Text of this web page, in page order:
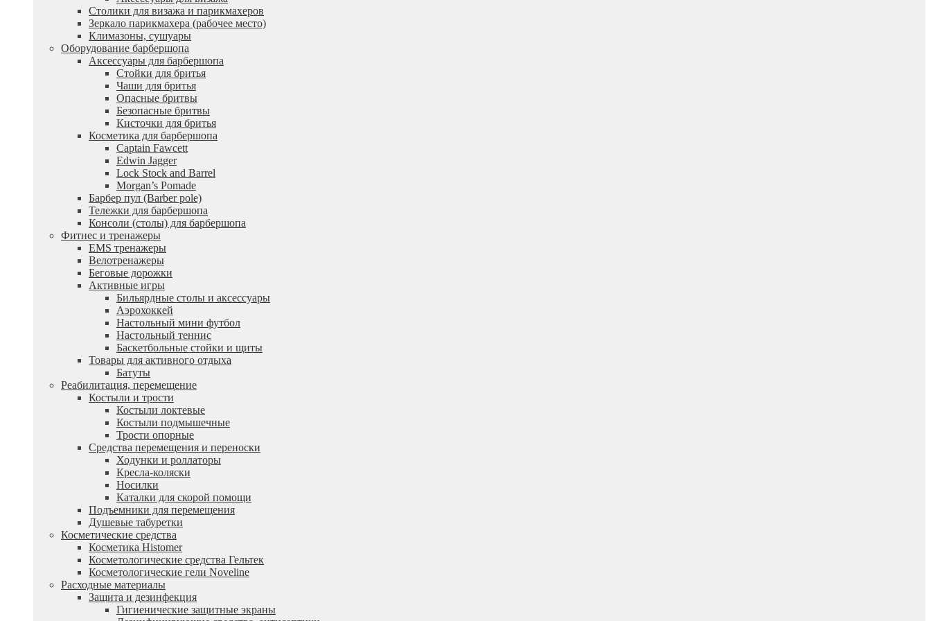
Столики для визажа и парикмахеров
Зеркало парикмахера (рабочее место)
Климазоны, сушуары
Оборудование барбершопа
Аксессуары для барбершопа
Стойки для бритья
Чаши для бритья
Опасные бритвы
Безопасные бритвы
Кисточки для бритья
Косметика для барбершопа
Captain Fawcett
Edwin Jagger
Lock Stock and Barrel
Morgan’s Pomade
Барбер пул (Barber pole)
Тележки для барбершопа
Консоли (столы) для барбершопа
Фитнес и тренажеры
EMS тренажеры
Велотренажеры
Беговые дорожки
Активные игры
Бильярдные столы и аксессуары
Аэрохоккей
Настольный мини футбол
Настольный теннис
Баскетбольные стойки и щиты
Товары для активного отдыха
Батуты
Реабилитация, перемещение
Костыли и трости
Костыли локтевые
Костыли подмышечные
Трости опорные
Средства перемещения и переноски
Ходунки и роллаторы
Кресла-коляски
Носилки
Каталки для скорой помощи
Подъемники для перемещения
Душевые табуретки
Косметические средства
Косметика Histomer
Косметологические средства Гельтек
Косметологические гели Noveline
Расходные материалы
Защита и дезинфекция
Гигиенические защитные экраны